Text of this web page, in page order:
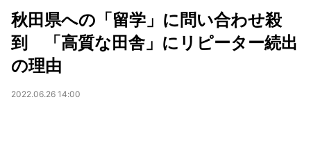
秋田県への「留学」に問い合わせ殺
到 「高質な田舎」にリピーター続出
の理由
2022.06.26 14:00